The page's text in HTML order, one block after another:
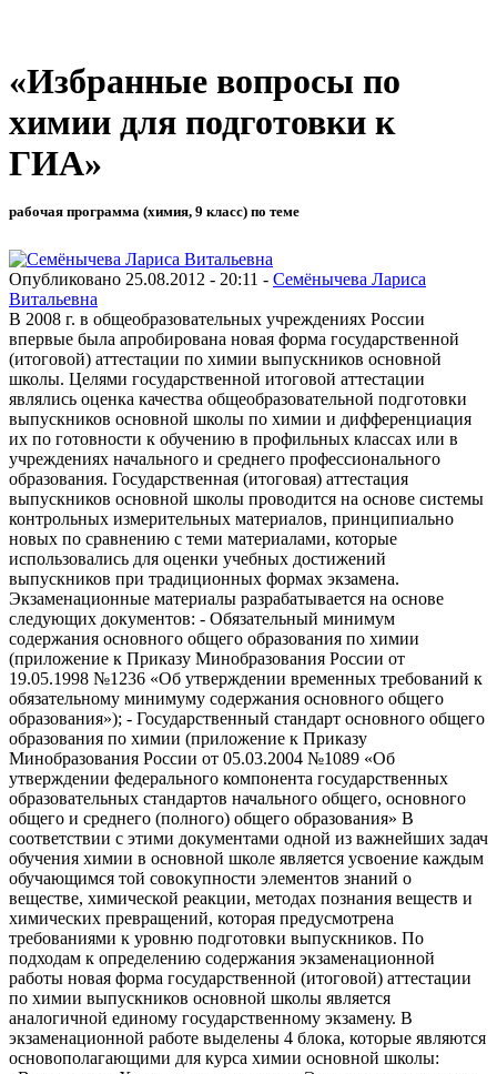
«Избранные вопросы по
химии для подготовки к
ГИА»
рабочая программа (химия, 9 класс) по теме
Опубликовано 25.08.2012 - 20:11 - Семёнычева Лариса
Витальевна
В 2008 г. в общеобразовательных учреждениях России
впервые была апробирована новая форма государственной
(итоговой) аттестации по химии выпускников основной
школы. Целями государственной итоговой аттестации
являлись оценка качества общеобразовательной подготовки
выпускников основной школы по химии и дифференциация
их по готовности к обучению в профильных классах или в
учреждениях начального и среднего профессионального
образования. Государственная (итоговая) аттестация
выпускников основной школы проводится на основе системы
контрольных измерительных материалов, принципиально
новых по сравнению с теми материалами, которые
использовались для оценки учебных достижений
выпускников при традиционных формах экзамена.
Экзаменационные материалы разрабатывается на основе
следующих документов: - Обязательный минимум
содержания основного общего образования по химии
(приложение к Приказу Минобразования России от
19.05.1998 №1236 «Об утверждении временных требований к
обязательному минимуму содержания основного общего
образования»); - Государственный стандарт основного общего
образования по химии (приложение к Приказу
Минобразования России от 05.03.2004 №1089 «Об
утверждении федерального компонента государственных
образовательных стандартов начального общего, основного
общего и среднего (полного) общего образования» В
соответствии с этими документами одной из важнейших задач
обучения химии в основной школе является усвоение каждым
обучающимся той совокупности элементов знаний о
веществе, химической реакции, методах познания веществ и
химических превращений, которая предусмотрена
требованиями к уровню подготовки выпускников. По
подходам к определению содержания экзаменационной
работы новая форма государственной (итоговой) аттестации
по химии выпускников основной школы является
аналогичной единому государственному экзамену. В
экзаменационной работе выделены 4 блока, которые являются
основополагающими для курса химии основной школы: